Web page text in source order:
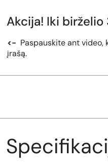
Akcija! Iki
<- Paspauskite ant video,
įrašą.